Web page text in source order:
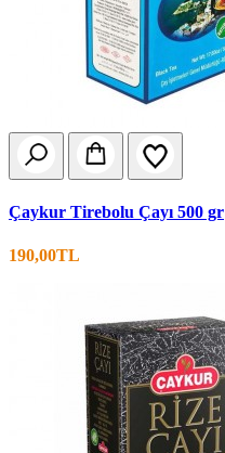
Çaykur Tirebolu Çayı 500 gr
190,00TL